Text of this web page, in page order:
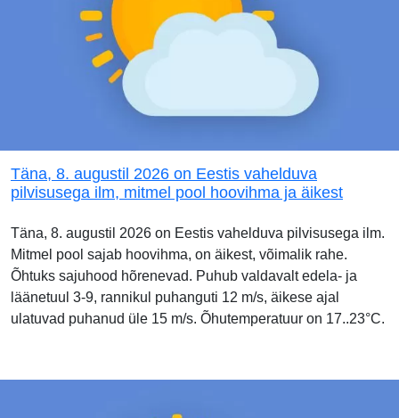
Täna, 8. augustil 2026 on Eestis vahelduva
pilvisusega ilm, mitmel pool hoovihma ja äikest
Täna, 8. augustil 2026 on Eestis vahelduva pilvisusega ilm.
Mitmel pool sajab hoovihma, on äikest, võimalik rahe.
Õhtuks sajuhood hõrenevad. Puhub valdavalt edela- ja
läänetuul 3-9, rannikul puhanguti 12 m/s, äikese ajal
ulatuvad puhanud üle 15 m/s. Õhutemperatuur on 17..23°C.